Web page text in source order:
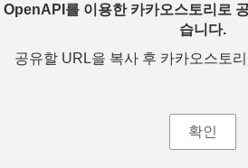
OpenAPI를 이용한 카카오스토리로
습니다.
공유할 URL을 복사 후 카카오스토
확인